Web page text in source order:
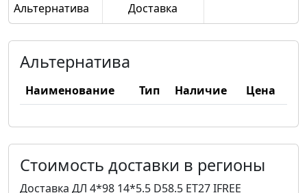
Альтернатива Доставка
Альтернатива
Наименование Тип Наличие Цена
Стоимость доставки в регионы
Доставка ДЛ 4*98 14*5.5 D58.5 ET27 IFREE